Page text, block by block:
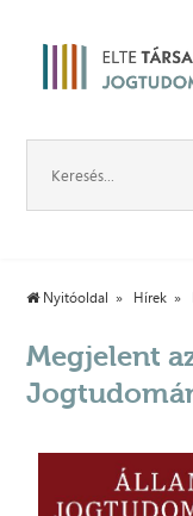
Nyitóoldal Hírek
Megjelent